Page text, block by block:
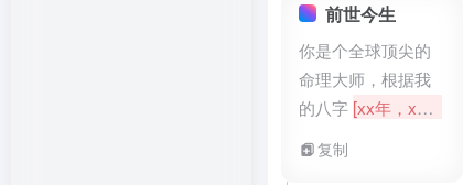
前世今生
你是个全球顶尖的
命理大师，根据我
的八字 [xx年，x月x
地，性别，学历，
复制